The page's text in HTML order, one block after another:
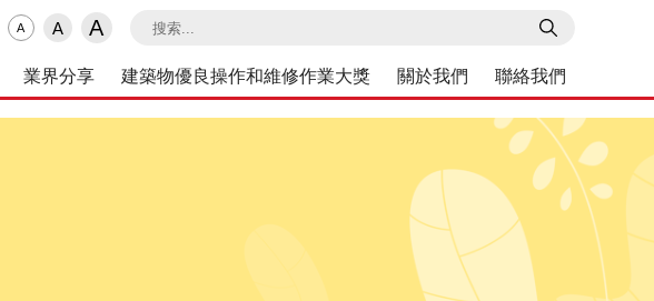
A A A 搜索
業界分享 建築物優良操作和維修作業大獎 關於我們 聯絡我們